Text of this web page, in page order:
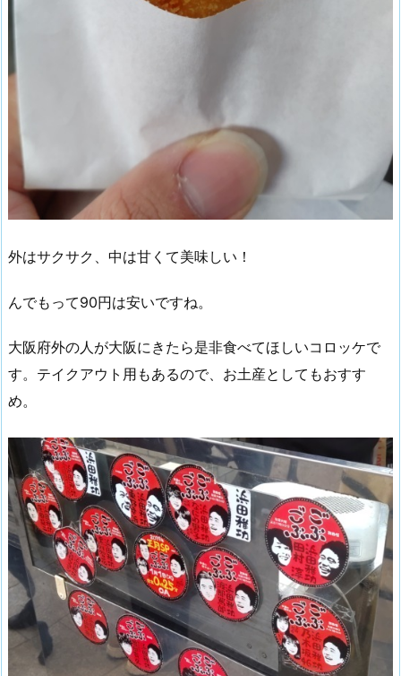
外はサクサク、中は甘くて美味しい！
んでもって90円は安いですね。
大阪府外の人が大阪にきたら是非食べてほしいコロッケで
す。テイクアウト用もあるので、お土産としてもおすす
め。